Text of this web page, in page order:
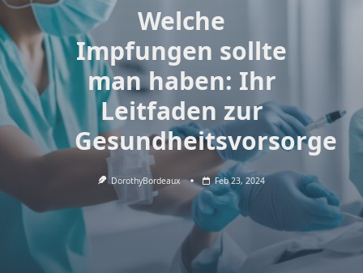
Welche
Impfungen sollte
man haben: Ihr
Leitfaden zur
Gesundheitsvorsorge
DorothyBordeaux Feb 23, 2024